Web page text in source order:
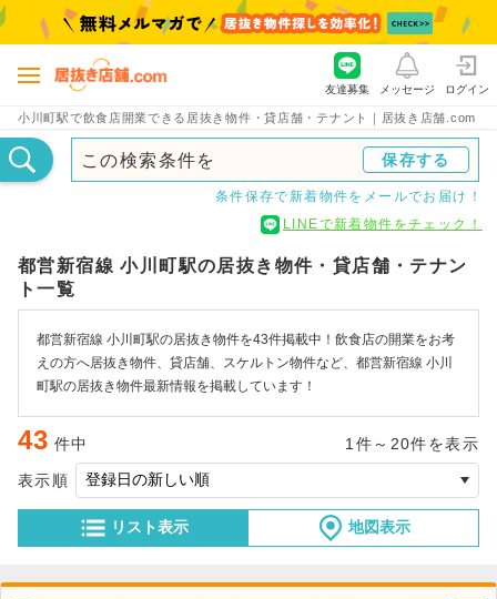
小川町駅で飲食店開業できる居抜き物件・貸店舗・テナント｜居抜き店舗.com
友達募集 メッセージ ログイン
この検索条件を 保存する
条件保存で新着物件をメールでお届け！
LINEで新着物件をチェック！
都営新宿線 小川町駅の居抜き物件・貸店舗・テナン
ト一覧
都営新宿線 小川町駅の居抜き物件を43件掲載中！飲食店の開業をお考
えの方へ居抜き物件、貸店舗、スケルトン物件など、都営新宿線 小川
町駅の居抜き物件最新情報を掲載しています！
43 件中 1件～20件を表示
リスト表示 地図表示
表示順